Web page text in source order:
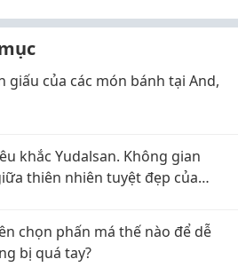
giấu của các món bánh tại And,
khắc Yudalsan. Không gian
thiên nhiên tuyệt đẹp của
chọn phấn má thế nào để dễ
bị quá tay?